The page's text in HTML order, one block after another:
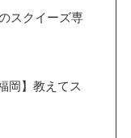
スクイーズ専
岡】教えてス